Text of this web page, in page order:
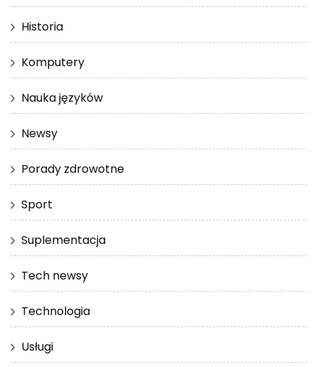
Historia
Komputery
Nauka języków
Newsy
Porady zdrowotne
Sport
Suplementacja
Tech newsy
Technologia
Usługi